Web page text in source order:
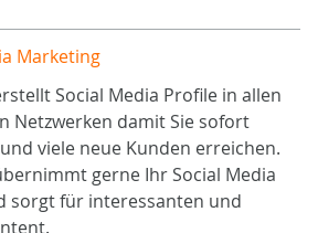
Marketing
Social Media Profile in allen
Netzwerken damit Sie sofort
viele neue Kunden erreichen.
gerne Ihr Social Media
sorgt für interessanten und